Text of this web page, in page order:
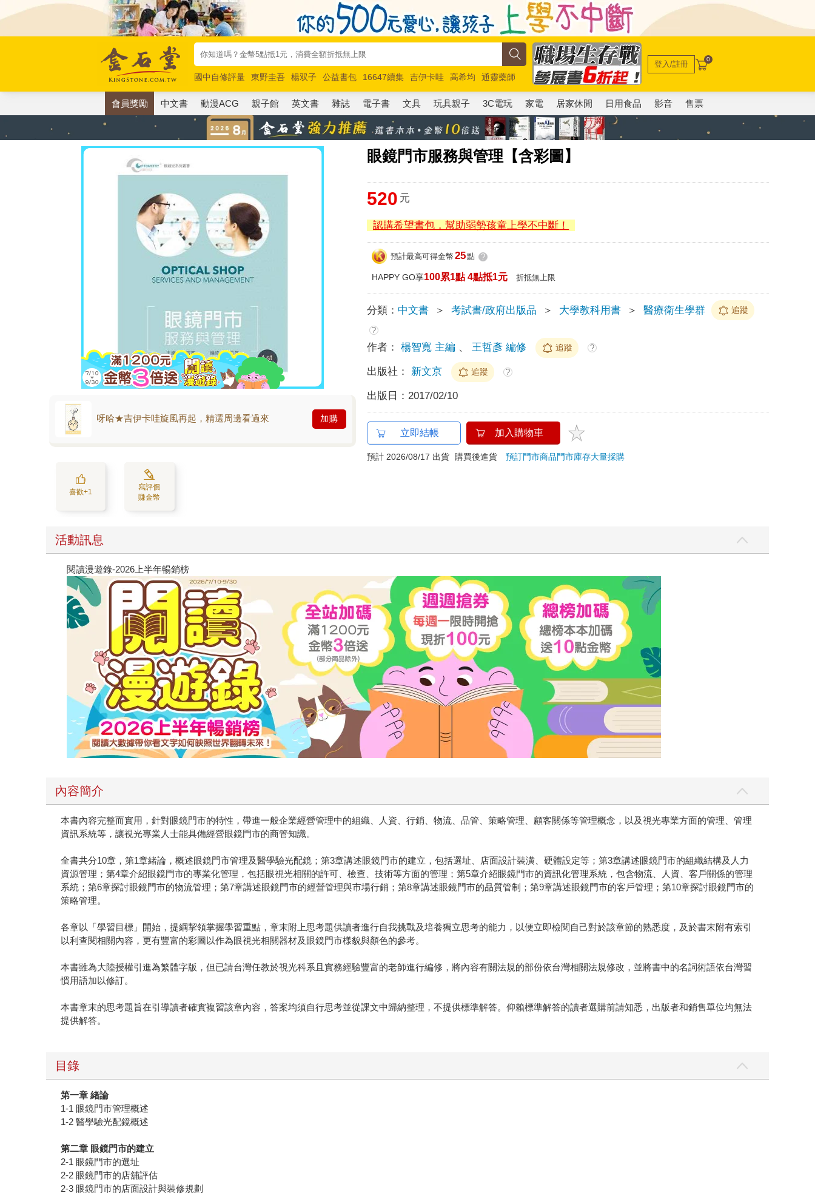
國中自修評量 東野圭吾 楊双子 公益書包 16647續集 吉伊卡哇 高希均
通靈藥師
唯紅花綻放
奧德賽 路邊攤新作 馬斯克 玩具總動員5 超慢跑
登入/註冊 0
會員獎勵 中文書 動漫ACG 親子館 英文書 雜誌 電子書 文具 玩具親子 3C電玩 家電 居家休閒 日用食品 影音 售票
眼鏡門市服務與管理【含彩圖】
呀哈★吉伊卡哇旋風再起，精選周邊看過來 加購
喜歡+1
寫評價
賺金幣
520 元
認購希望書包，幫助弱勢孩童上學不中斷！
預計最高可得金幣 25點 ?
HAPPY GO享100累1點 4點抵1元 折抵無上限
分類： 中文書 ＞ 考試書/政府出版品 ＞ 大學教科用書 ＞ 醫療衛生學群 追蹤
?
作者： 楊智寬 主編 、 王哲彥 編修 追蹤 ?
出版社： 新文京 追蹤 ?
出版日： 2017/02/10
立即結帳 加入購物車
預計 2026/08/17 出貨 購買後進貨預訂門市商品門市庫存大量採購
活動訊息
閱讀漫遊錄-2026上半年暢銷榜
內容簡介
本書內容完整而實用，針對眼鏡門市的特性，帶進一般企業經營管理中的組織、人資、行銷、物流、品管、策略管理、顧客關係等管理概念，以及視光專業方面的管理、管理
資訊系統等，讓視光專業人士能具備經營眼鏡門市的商管知識。
全書共分10章，第1章緒論，概述眼鏡門市管理及醫學驗光配鏡；第3章講述眼鏡門市的建立，包括選址、店面設計裝潢、硬體設定等；第3章講述眼鏡門市的組織結構及人力
資源管理；第4章介紹眼鏡門市的專業化管理，包括眼視光相關的許可、檢查、技術等方面的管理；第5章介紹眼鏡門市的資訊化管理系統，包含物流、人資、客戶關係的管理
系統；第6章探討眼鏡門市的物流管理；第7章講述眼鏡門市的經營管理與市場行銷；第8章講述眼鏡門市的品質管制；第9章講述眼鏡門市的客戶管理；第10章探討眼鏡門市的
策略管理。
各章以「學習目標」開始，提綱挈領掌握學習重點，章末附上思考題供讀者進行自我挑戰及培養獨立思考的能力，以便立即檢閱自己對於該章節的熟悉度，及於書末附有索引
以利查閱相關內容，更有豐富的彩圖以作為眼視光相關器材及眼鏡門市樣貌與顏色的參考。
本書雖為大陸授權引進為繁體字版，但已請台灣任教於視光科系且實務經驗豐富的老師進行編修，將內容有關法規的部份依台灣相關法規修改，並將書中的名詞術語依台灣習
慣用語加以修訂。
本書章末的思考題旨在引導讀者確實複習該章內容，答案均須自行思考並從課文中歸納整理，不提供標準解答。仰賴標準解答的讀者選購前請知悉，出版者和銷售單位均無法
提供解答。
目錄
第一章 緒論
1-1 眼鏡門市管理概述
1-2 醫學驗光配鏡概述
第二章 眼鏡門市的建立
2-1 眼鏡門市的選址
2-2 眼鏡門市的店舖評估
2-3 眼鏡門市的店面設計與裝修規劃